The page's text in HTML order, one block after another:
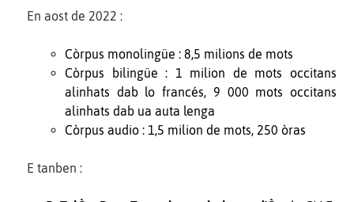
En aost de 2022 :
Còrpus monolingüe : 8,5 milions de mots
Còrpus bilingüe : 1 milion de mots occitans
alinhats dab lo francés, 9 000 mots occitans
alinhats dab ua auta lenga
Còrpus audio : 1,5 milion de mots, 250 òras
E tanben :